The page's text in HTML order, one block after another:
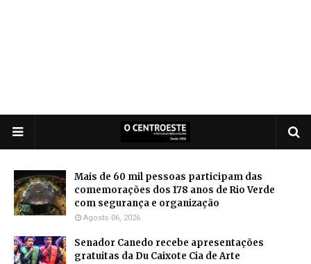
Mais de 60 mil pessoas participam das
comemorações dos 178 anos de Rio Verde
com segurança e organização
Agosto 06, 2026
Senador Canedo recebe apresentações
gratuitas da Du Caixote Cia de Arte